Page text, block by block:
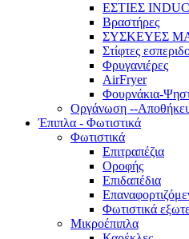
ΕΣΤΙΕΣ
Βραστήρες
ΣΥΣΚΕΥΕΣ
Στίφτες
Φρυγανιέρες
AirFryer
Φουρνάκια-
Οργάνωση --
Έπιπλα - Φωτιστικά
Φωτιστικά
Επιτραπέζια
Οροφής
Επιδαπέδια
Φωτιστικά
Μικροέπιπλα